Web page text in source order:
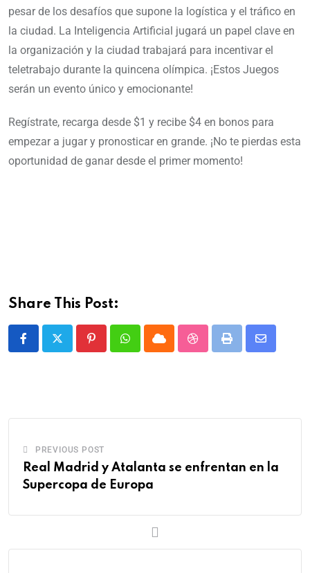
pesar de los desafíos que supone la logística y el tráfico en
la ciudad. La Inteligencia Artificial jugará un papel clave en
la organización y la ciudad trabajará para incentivar el
teletrabajo durante la quincena olímpica. ¡Estos Juegos
serán un evento único y emocionante!
Regístrate, recarga desde $1 y recibe $4 en bonos para
empezar a jugar y pronosticar en grande. ¡No te pierdas esta
oportunidad de ganar desde el primer momento!
Share This Post:
PREVIOUS POST
Real Madrid y Atalanta se enfrentan en la
Supercopa de Europa